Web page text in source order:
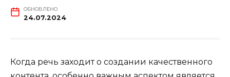
ОБНОВЛЕНО
24.07.2024
Когда речь заходит о создании качественного